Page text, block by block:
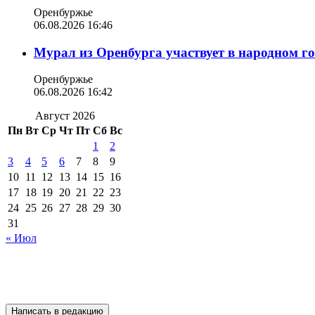
Оренбуржье
06.08.2026 16:46
Мурал из Оренбурга участвует в народном
Оренбуржье
06.08.2026 16:42
Август 2026
Пн Вт Ср Чт Пт Сб Вс
1
2
3
4 5 6 7 8
9
10 11 12 13 14 15 16
17 18 19 20 21 22 23
24 25 26 27 28 29 30
31
« Июл
Написать в редакцию